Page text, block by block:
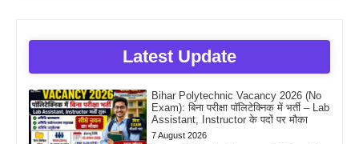
Latest Update
Bihar Polytechnic Vacancy 2026 (No
Exam): बिना परीक्षा पॉलिटेक्निक में भर्ती – Lab
Assistant, Instructor के पदों पर मौका
7 August 2026